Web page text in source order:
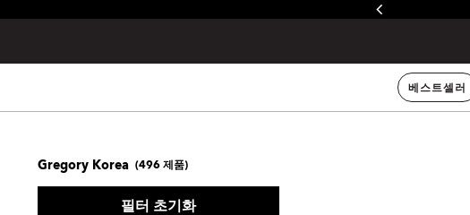
베스트셀러
Gregory Korea (496제품)
필터 초기화